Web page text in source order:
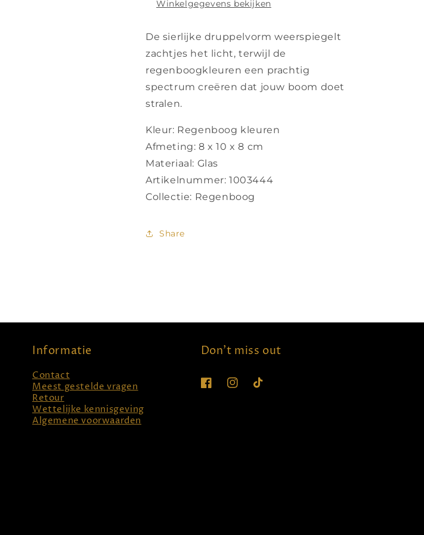
Winkelgegevens bekijken
De sierlijke druppelvorm weerspiegelt
zachtjes het licht, terwijl de
regenboogkleuren een prachtig
spectrum creëren dat jouw boom doet
stralen.
Kleur: Regenboog kleuren
Afmeting: 8 x 10 x 8 cm
Materiaal: Glas
Artikelnummer: 1003444
Collectie: Regenboog
Share
Informatie
Contact
Meest gestelde vragen
Retour
Wettelijke kennisgeving
Algemene voorwaarden
Don't miss out
FacebookInstagram
TikTok